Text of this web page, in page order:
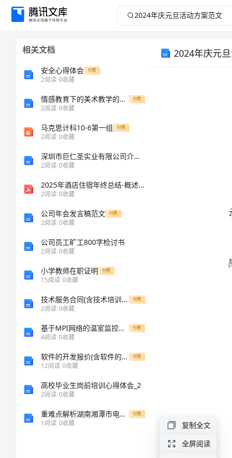
2024
相关文档
安全心得体会 付费
2阅读 0收藏
情感教育下的美术教学的研究性论文 付费
2阅读 0收藏
马克思计科10-6第一组 付费
2阅读 0收藏
深圳市巨仁圣实业有限公司介绍企业发展分析报告
2阅读 0收藏
2025年酒店住宿年终总结-概述说明以及解释
2阅读 0收藏
公司年会发言稿范文 付费
2阅读 0收藏
公司员工旷工800字检讨书
2阅读 0收藏
小学教师在职证明 付费
15阅读 0收藏
技术服务合同(含技术培训、技术中介) 付费
2阅读 0收藏
基于MPI网络的温室监控系统 付费
4阅读 0收藏
软件的开发报价(含软件的开发项目的工作量及报价实用模板)地计算方法 付费
12阅读 0收藏
高校毕业生岗前培训心得体会_2
2阅读 0收藏
重难点解析湖南湘潭市电机子弟中学数学人教版七年级下册二元一次方程组定向攻克练习题（含答案详解） 付费
1阅读 0收藏
2024年庆元
复制全文
全屏阅读